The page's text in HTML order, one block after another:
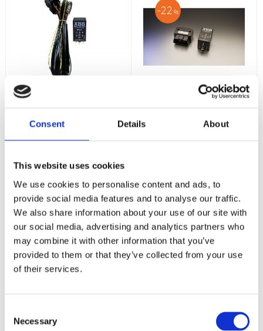
Consent Details About
This website uses cookies
We use cookies to personalise content and ads, to
provide social media features and to analyse our traffic.
We also share information about your use of our site with
our social media, advertising and analytics partners who
may combine it with other information that you’ve
provided to them or that they’ve collected from your use
of their services.
Selection
Necessary
PP-Can FD Interface -
2 858:-
KÖP
XBB Dongle &
Komplett Kit
22 %
KÖP